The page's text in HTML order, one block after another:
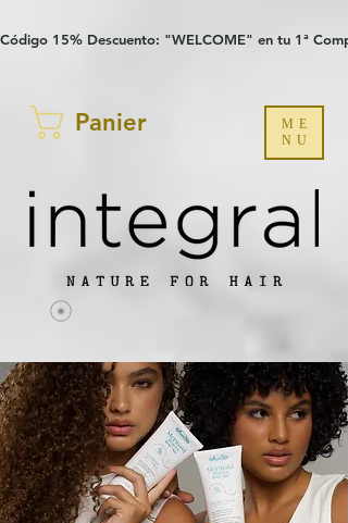
Código 15% Descuento: "WELCOME" en tu 1ª
Panier
ME
NU